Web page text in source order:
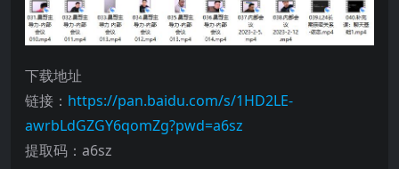
下载地址
链接： https://pan.baidu.com/s/1HD2LE-
awrbLdGZGY6qomZg?pwd=a6sz
提取码：a6sz